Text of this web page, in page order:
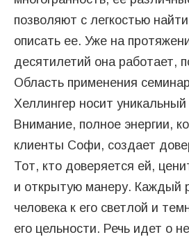
позволяют с легкостью
описать ее. Уже на
десятилетий она работает,
Область применения
Хеллингер носит уникальный
Внимание, полное энергии,
клиенты Софи, создает
Тот, кто доверяется ей,
и открытую манеру. Каждый
человека к его светлой и
его цельности. Речь идет о